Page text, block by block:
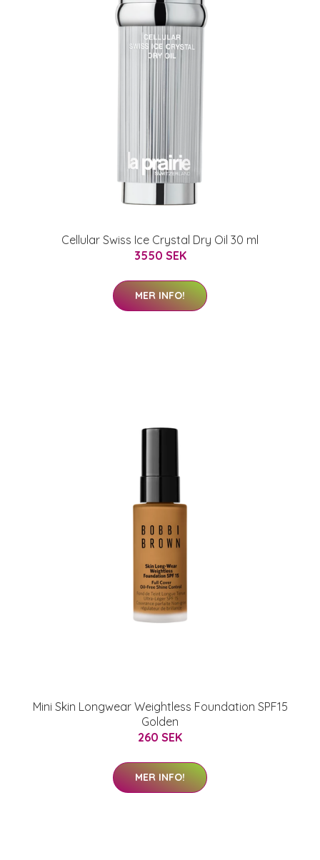
Cellular Swiss Ice Crystal Dry Oil 30 ml
3550 SEK
MER INFO!
Mini Skin Longwear Weightless Foundation SPF15
Golden
260 SEK
MER INFO!